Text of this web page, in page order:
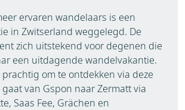
ervaren wandelaars is een
in Zwitserland weggelegd. De
zich uitstekend voor degenen die
een uitdagende wandelvakantie.
om te ontdekken via deze
van Gspon naar Zermatt via
Saas Fee, Grächen en